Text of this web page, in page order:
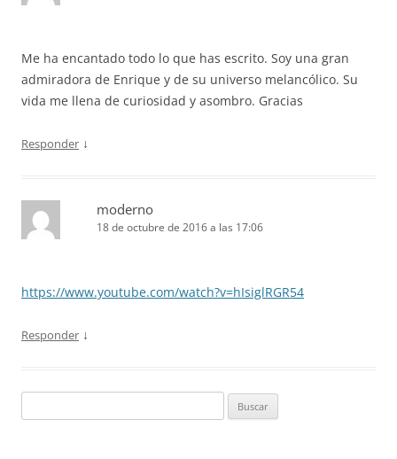
Me ha encantado todo lo que has escrito. Soy una gran
admiradora de Enrique y de su universo melancólico. Su
vida me llena de curiosidad y asombro. Gracias
Responder ↓
moderno
18 de octubre de 2016 a las 17:06
https://www.youtube.com/watch?v=hIsiglRGR54
Responder ↓